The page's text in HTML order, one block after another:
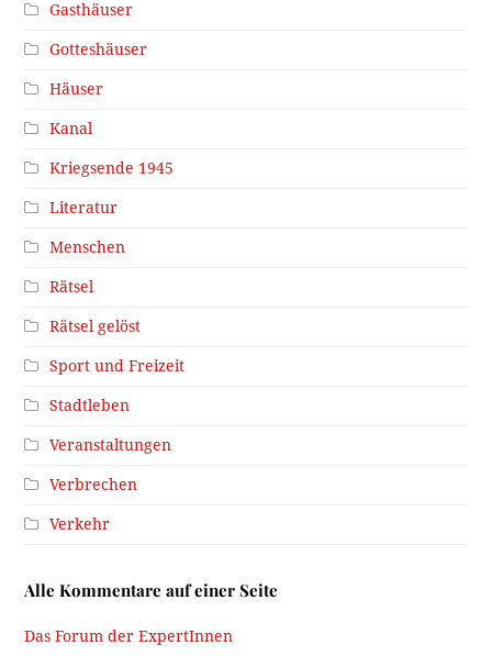
Gasthäuser
Gotteshäuser
Häuser
Kanal
Kriegsende 1945
Literatur
Menschen
Rätsel
Rätsel gelöst
Sport und Freizeit
Stadtleben
Veranstaltungen
Verbrechen
Verkehr
Alle Kommentare auf einer Seite
Das Forum der ExpertInnen